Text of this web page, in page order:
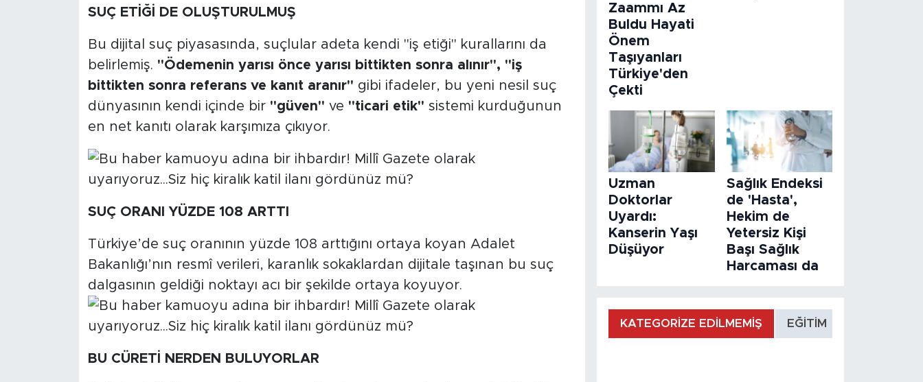
SUÇ ETİĞİ DE OLUŞTURULMUŞ
Bu dijital suç piyasasında, suçlular adeta kendi "iş etiği" kurallarını da
belirlemiş. "Ödemenin yarısı önce yarısı bittikten sonra alınır", "iş
bittikten sonra referans ve kanıt aranır" gibi ifadeler, bu yeni nesil suç
dünyasının kendi içinde bir "güven" ve "ticari etik" sistemi kurduğunun
en net kanıtı olarak karşımıza çıkıyor.
SUÇ ORANI YÜZDE 108 ARTTI
Türkiye’de suç oranının yüzde 108 arttığını ortaya koyan Adalet
Bakanlığı’nın resmî verileri, karanlık sokaklardan dijitale taşınan bu suç
dalgasının geldiği noktayı acı bir şekilde ortaya koyuyor.
BU CÜRETİ NERDEN BULUYORLAR
Zaammı Az
Buldu Hayati
Önem
Taşıyanları
Türkiye'den
Çekti
Uzman
Doktorlar
Uyardı:
Kanserin Yaşı
Düşüyor
Sağlık Endeksi
de 'Hasta',
Hekim de
Yetersiz Kişi
Başı Sağlık
Harcaması da
KATEGORİZE EDİLMEMİŞ EĞİTİM